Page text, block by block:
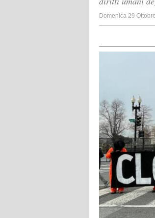
Domenica 29